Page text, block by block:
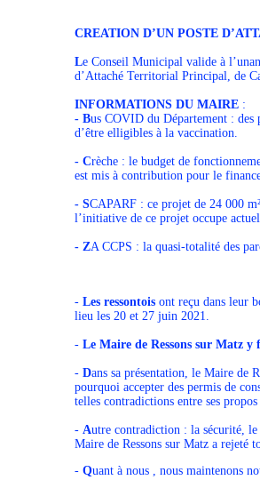
CREATION D’UN POSTE
Le Conseil Municipal valide à
d’Attaché Territorial Principal, de
INFORMATIONS DU MAIRE :
- Bus COVID du Département : des
d’être elligibles à la vaccination.
- Crèche : le budget de
est mis à contribution pour le
- SCAPARF : ce projet de 24 000
l’initiative de ce projet occupe
- ZA CCPS : la quasi-totalité des
- Les ressontois ont reçu dans leur
lieu les 20 et 27 juin 2021.
- Le Maire de Ressons sur Matz
- Dans sa présentation, le Maire de
pourquoi accepter des permis de
telles contradictions entre ses propos
- Autre contradiction : la sécurité,
Maire de Ressons sur Matz a rejeté
- Quant à nous , nous maintenons